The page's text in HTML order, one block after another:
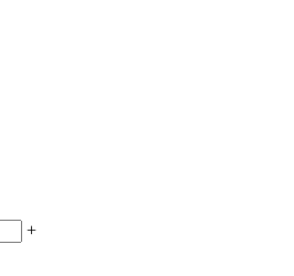
+